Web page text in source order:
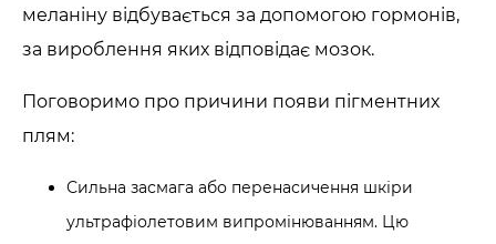
меланіну відбувається за допомогою гормонів,
за вироблення яких відповідає мозок.
Поговоримо про причини появи пігментних
плям:
Сильна засмага або перенасичення шкіри
ультрафіолетовим випромінюванням. Цю